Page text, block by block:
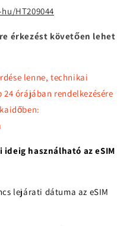
HT209044
érkezést követően lehet
lenne, technikai
órájában rendelkezésére
használható az eSIM
lejárati dátuma az eSIM